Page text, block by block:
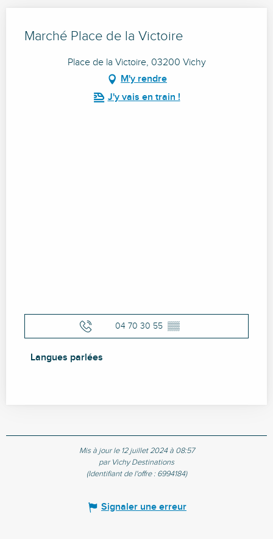
Marché Place de la Victoire
Place de la Victoire, 03200 Vichy
M'y rendre
J'y vais en train !
04 70 30 55 ▒▒
Langues parlées
Langues parlées
Mis à jour le 12 juillet 2024 à 08:57
par Vichy Destinations
(Identifiant de l'offre : 6994184)
Signaler une erreur